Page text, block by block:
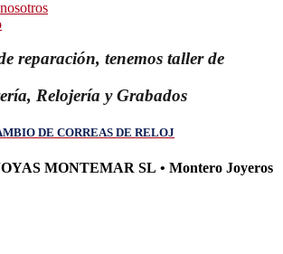
reparación, tenemos taller de
Relojería y Grabados
DE CORREAS DE RELOJ
MONTEMAR SL • Montero Joyeros